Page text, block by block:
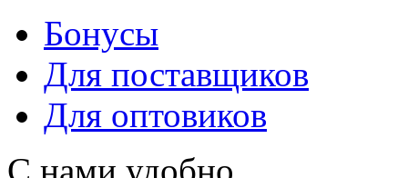
Бонусы
Для поставщиков
Для оптовиков
С нами удобно